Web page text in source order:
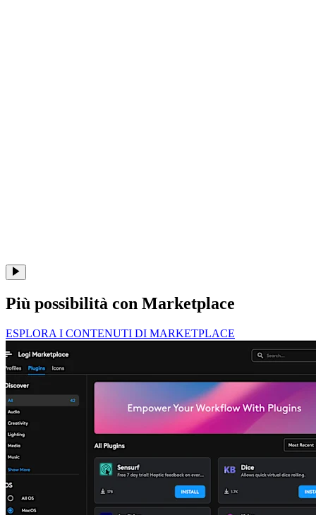
Più possibilità con Marketplace
ESPLORA I CONTENUTI DI MARKETPLACE